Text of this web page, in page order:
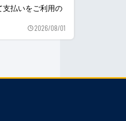
支払いをご利用の
2026/08/01